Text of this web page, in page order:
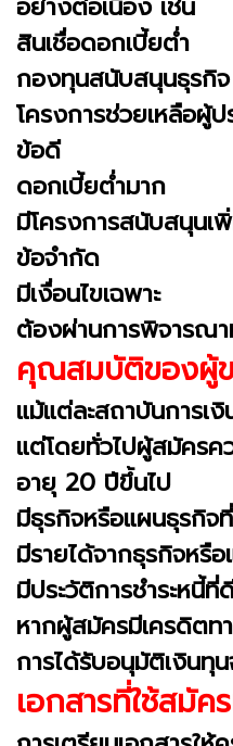
สินเชื่อดอกเบี้ยต่ำ
กองทุนสนับสนุนธุรกิจ
โครงการช่วยเหลือผู้
ข้อดี
ดอกเบี้ยต่ำมาก
มีโครงการสนับสนุนเ
ข้อจำกัด
มีเงื่อนไขเฉพาะ
ต้องผ่านการพิจารณ
คุณสมบัติของผู้
แม้แต่ละสถาบันการเ
แต่โดยทั่วไปผู้สมัคร
อายุ 20 ปีขึ้นไป
มีธุรกิจหรือแผนธุรกิจ
มีรายได้จากธุรกิจหรื
มีประวัติการชำระหนี้ที่
หากผู้สมัครมีเครดิตท
การได้รับอนุมัติเงินทุ
เอกสารที่ใช้สมัค